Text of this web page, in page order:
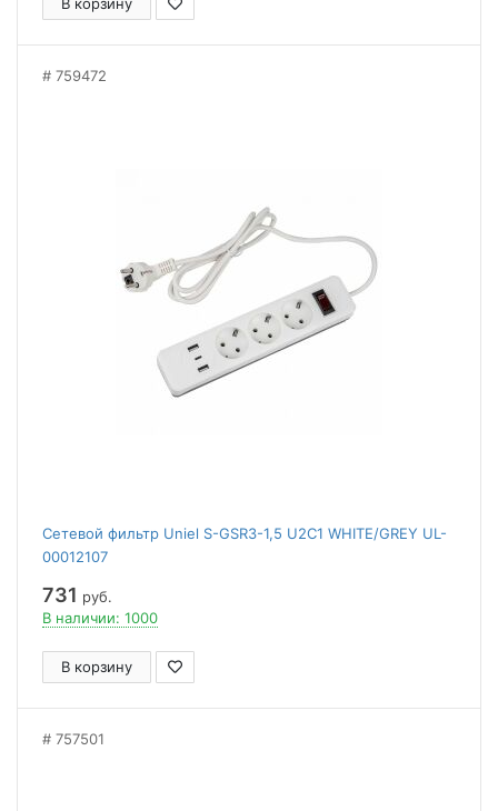
759472
Сетевой фильтр Uniel S-GSR3-1,5 U2C1 WHITE/GREY UL-
00012107
731 руб.
В наличии: 1000
В корзину
757501